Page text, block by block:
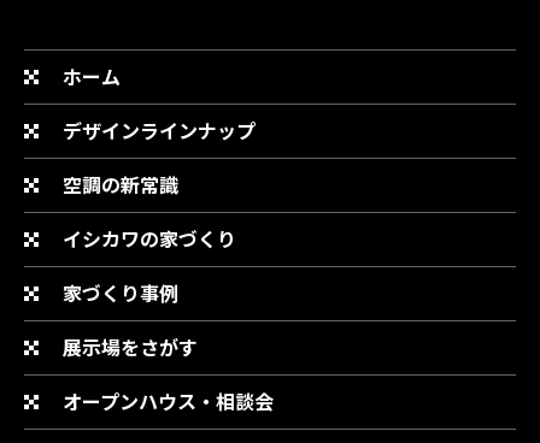
ホーム
デザインラインナップ
空調の新常識
イシカワの家づくり
家づくり事例
展示場をさがす
オープンハウス・相談会